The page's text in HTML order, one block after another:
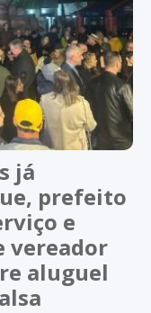
já
prefeito
e
vereador
aluguel